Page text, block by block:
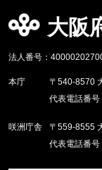
大阪
法人番号：
本庁
〒540-8570
代表電話番
咲洲庁舎
〒559-8555
代表電話番